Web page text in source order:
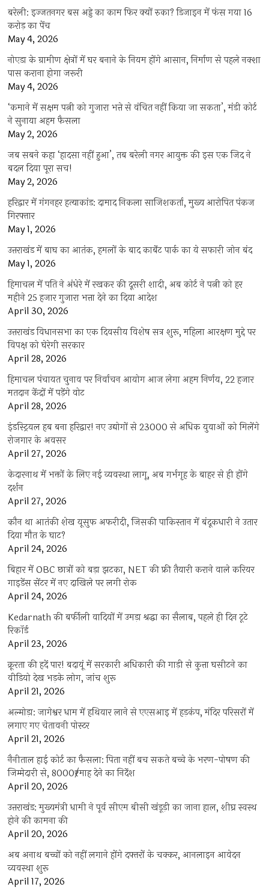
बरेली: इज्जतनगर बस अड्डे का काम फिर क्यों रुका? डिजाइन में फंस गया 16
करोड़ का पेंच
May 4, 2026
नोएडा के ग्रामीण क्षेत्रों में घर बनाने के नियम होंगे आसान, निर्माण से पहले नक्शा
पास कराना होगा जरूरी
May 4, 2026
‘कमाने में सक्षम पत्नी को गुजारा भत्ते से वंचित नहीं किया जा सकता’, मंडी कोर्ट
ने सुनाया अहम फैसला
May 2, 2026
जब सबने कहा ‘हादसा नहीं हुआ’, तब बरेली नगर आयुक्त की इस एक जिद ने
बदल दिया पूरा सच!
May 2, 2026
हरिद्वार में गंगनहर हत्याकांड: दामाद निकला साजिशकर्ता, मुख्य आरोपित पंकज
गिरफ्तार
May 1, 2026
उत्तराखंड में बाघ का आतंक, हमलों के बाद कार्बेट पार्क का ये सफारी जोन बंद
May 1, 2026
हिमाचल में पति ने अंधेरे में रखकर की दूसरी शादी, अब कोर्ट ने पत्नी को हर
महीने 25 हजार गुजारा भत्ता देने का दिया आदेश
April 30, 2026
उत्तराखंड विधानसभा का एक दिवसीय विशेष सत्र शुरू, महिला आरक्षण मुद्दे पर
विपक्ष को घेरेगी सरकार
April 28, 2026
हिमाचल पंचायत चुनाव पर निर्वाचन आयोग आज लेगा अहम निर्णय, 22 हजार
मतदान केंद्रों में पड़ेंगे वोट
April 28, 2026
इंडस्ट्रियल हब बना हरिद्वार! नए उद्योगों से 23000 से अधिक युवाओं को मिलेंगे
रोजगार के अवसर
April 27, 2026
केदारनाथ में भक्तों के लिए नई व्यवस्था लागू, अब गर्भगृह के बाहर से ही होंगे
दर्शन
April 27, 2026
कौन था आतंकी शेख यूसुफ अफरीदी, जिसकी पाकिस्तान में बंदूकधारी ने उतार
दिया मौत के घाट?
April 24, 2026
बिहार में OBC छात्रों को बड़ा झटका, NET की फ्री तैयारी कराने वाले करियर
गाइडेंस सेंटर में नए दाखिले पर लगी रोक
April 24, 2026
Kedarnath की बर्फीली वादियों में उमड़ा श्रद्धा का सैलाब, पहले ही दिन टूटे
रिकॉर्ड
April 23, 2026
क्रूरता की हदें पार! बदायूं में सरकारी अधिकारी की गाड़ी से कुत्ता घसीटने का
वीडियो देख भड़के लोग, जांच शुरू
April 21, 2026
अल्मोड़ा: जागेश्वर धाम में हथियार लाने से एएसआइ में हड़कंप, मंदिर परिसरों में
लगाए गए चेतावनी पोस्टर
April 21, 2026
नैनीताल हाई कोर्ट का फैसला: पिता नहीं बच सकते बच्चे के भरण-पोषण की
जिम्मेदारी से, 8000₹/माह देने का निर्देश
April 20, 2026
उत्तराखंड: मुख्यमंत्री धामी ने पूर्व सीएम बीसी खंडूड़ी का जाना हाल, शीघ्र स्वस्थ
होने की कामना की
April 20, 2026
अब अनाथ बच्चों को नहीं लगाने होंगे दफ्तरों के चक्कर, आनलाइन आवेदन
व्यवस्था शुरू
April 17, 2026